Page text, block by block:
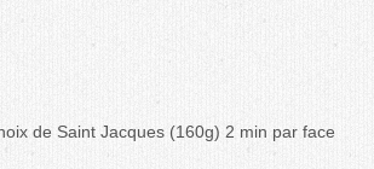
de Saint Jacques (160g) 2 min par face